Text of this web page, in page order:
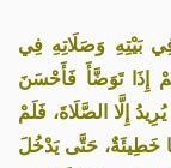
بَيْتِهِ وَصَلَاتِهِ فِي
إِذَا تَوَضَّأَ فَأَحْسَنَ
إِلَّا الصَّلَاةَ، فَلَمْ
خَطِيئَةٌ، حَتَّى يَدْخُلَ